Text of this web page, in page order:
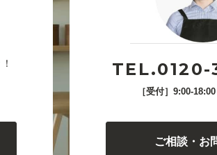
［受付］9:00-
ご相談・お